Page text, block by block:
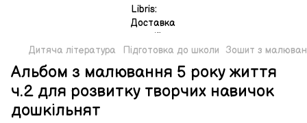
Дитяча література Підготовка до школи Зошит з
Альбом з малювання 5 року життя
ч.2 для розвитку творчих навичок
дошкільнят